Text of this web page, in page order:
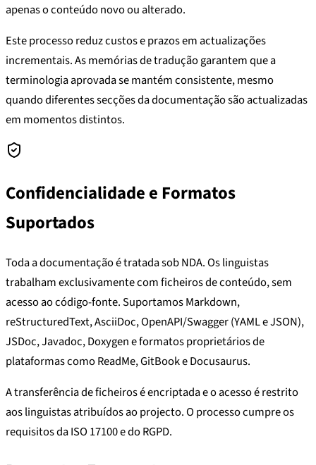
apenas o conteúdo novo ou alterado.
Este processo reduz custos e prazos em actualizações
incrementais. As memórias de tradução garantem que a
terminologia aprovada se mantém consistente, mesmo
quando diferentes secções da documentação são actualizadas
em momentos distintos.
Confidencialidade e Formatos
Suportados
Toda a documentação é tratada sob NDA. Os linguistas
trabalham exclusivamente com ficheiros de conteúdo, sem
acesso ao código-fonte. Suportamos Markdown,
reStructuredText, AsciiDoc, OpenAPI/Swagger (YAML e JSON),
JSDoc, Javadoc, Doxygen e formatos proprietários de
plataformas como ReadMe, GitBook e Docusaurus.
A transferência de ficheiros é encriptada e o acesso é restrito
aos linguistas atribuídos ao projecto. O processo cumpre os
requisitos da ISO 17100 e do RGPD.